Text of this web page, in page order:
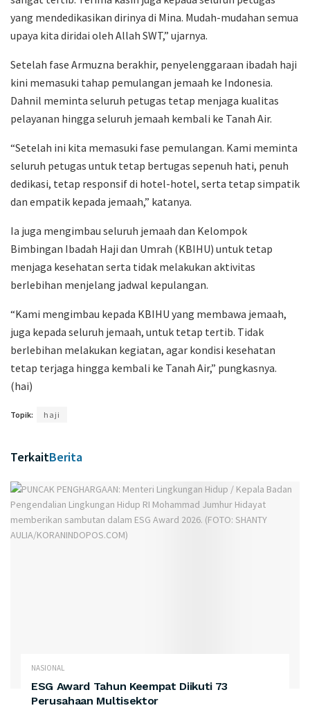
yang mendedikasikan dirinya di Mina. Mudah-mudahan semua
upaya kita diridai oleh Allah SWT,” ujarnya.
Setelah fase Armuzna berakhir, penyelenggaraan ibadah haji
kini memasuki tahap pemulangan jemaah ke Indonesia.
Dahnil meminta seluruh petugas tetap menjaga kualitas
pelayanan hingga seluruh jemaah kembali ke Tanah Air.
“Setelah ini kita memasuki fase pemulangan. Kami meminta
seluruh petugas untuk tetap bertugas sepenuh hati, penuh
dedikasi, tetap responsif di hotel-hotel, serta tetap simpatik
dan empatik kepada jemaah,” katanya.
Ia juga mengimbau seluruh jemaah dan Kelompok
Bimbingan Ibadah Haji dan Umrah (KBIHU) untuk tetap
menjaga kesehatan serta tidak melakukan aktivitas
berlebihan menjelang jadwal kepulangan.
“Kami mengimbau kepada KBIHU yang membawa jemaah,
juga kepada seluruh jemaah, untuk tetap tertib. Tidak
berlebihan melakukan kegiatan, agar kondisi kesehatan
tetap terjaga hingga kembali ke Tanah Air,” pungkasnya.
(hai)
Topik: haji
TerkaitBerita
NASIONAL
ESG Award Tahun Keempat Diikuti 73
Perusahaan Multisektor